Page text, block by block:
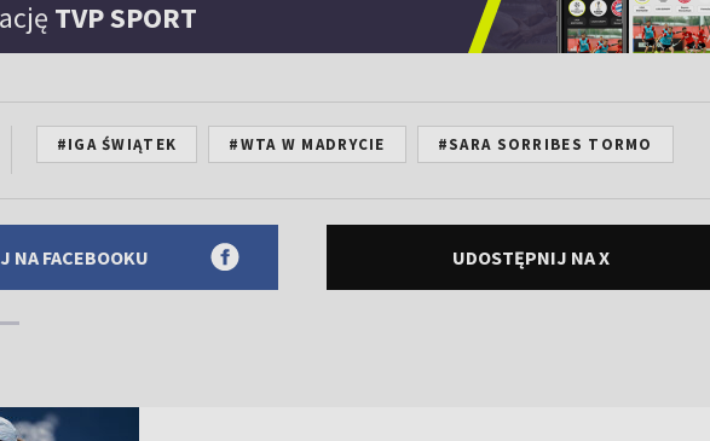
TVP SPORT
#IGA ŚWIĄTEK #WTA W MADRYCIE #SARA SORRIBES TORMO
NA FACEBOOKU UDOSTĘPNIJ NA X